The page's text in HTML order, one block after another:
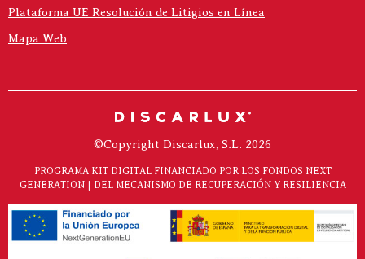
Plataforma UE Resolución de Litigios en Línea
Mapa Web
©Copyright Discarlux, S.L. 2026
PROGRAMA KIT DIGITAL FINANCIADO POR LOS FONDOS NEXT
GENERATION | DEL MECANISMO DE RECUPERACIÓN Y RESILIENCIA